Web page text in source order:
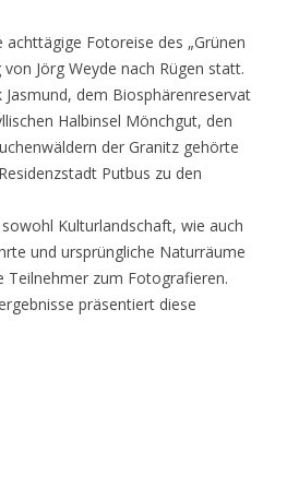
Fotoreise des „Grünen
Jörg Weyde nach Rügen statt.
dem Biosphärenreservat
Halbinsel Mönchgut, den
der Granitz gehörte
Putbus zu den
Kulturlandschaft, wie auch
und ursprüngliche Naturräume
Teilnehmer zum Fotografieren.
präsentiert diese